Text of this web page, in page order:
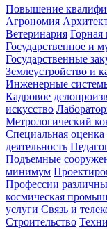
Повышение
Агрономия
Ветеринария Горная
Государственное и
Государственные
Землеустройство и
Инженерные
Кадровое
искусство
Метрологический
Специальная
деятельность
Подъемные
минимум
Профессии
космическая
услуги Связь и
Строительство